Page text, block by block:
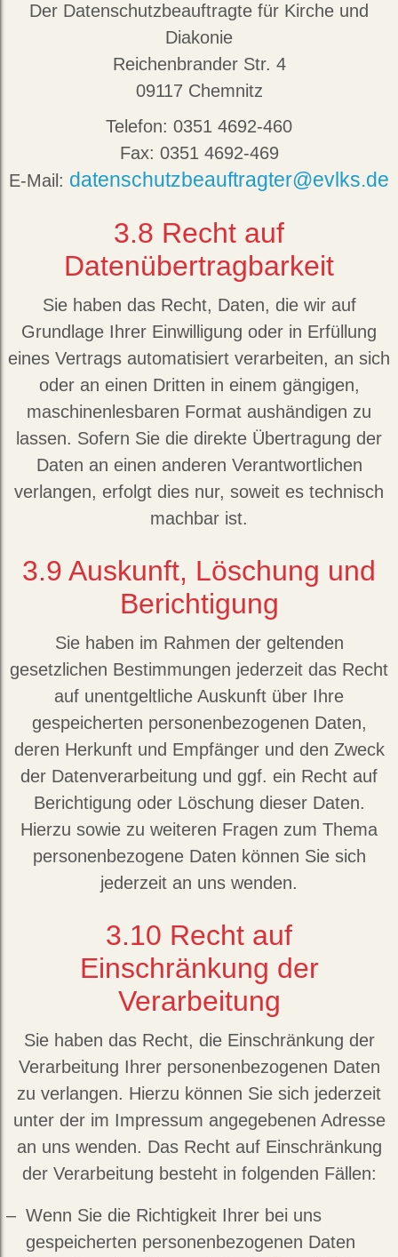
Der Datenschutzbeauftragte für Kirche und
Diakonie
Reichenbrander Str. 4
09117 Chemnitz
Telefon: 0351 4692-460
Fax: 0351 4692-469
E-Mail: datenschutzbeauftragter@evlks.de
3.8 Recht auf
Datenübertragbarkeit
Sie haben das Recht, Daten, die wir auf
Grundlage Ihrer Einwilligung oder in Erfüllung
eines Vertrags automatisiert verarbeiten, an sich
oder an einen Dritten in einem gängigen,
maschinenlesbaren Format aushändigen zu
lassen. Sofern Sie die direkte Übertragung der
Daten an einen anderen Verantwortlichen
verlangen, erfolgt dies nur, soweit es technisch
machbar ist.
3.9 Auskunft, Löschung und
Berichtigung
Sie haben im Rahmen der geltenden
gesetzlichen Bestimmungen jederzeit das Recht
auf unentgeltliche Auskunft über Ihre
gespeicherten personenbezogenen Daten,
deren Herkunft und Empfänger und den Zweck
der Datenverarbeitung und ggf. ein Recht auf
Berichtigung oder Löschung dieser Daten.
Hierzu sowie zu weiteren Fragen zum Thema
personenbezogene Daten können Sie sich
jederzeit an uns wenden.
3.10 Recht auf
Einschränkung der
Verarbeitung
Sie haben das Recht, die Einschränkung der
Verarbeitung Ihrer personenbezogenen Daten
zu verlangen. Hierzu können Sie sich jederzeit
unter der im Impressum angegebenen Adresse
an uns wenden. Das Recht auf Einschränkung
der Verarbeitung besteht in folgenden Fällen:
Wenn Sie die Richtigkeit Ihrer bei uns
gespeicherten personenbezogenen Daten